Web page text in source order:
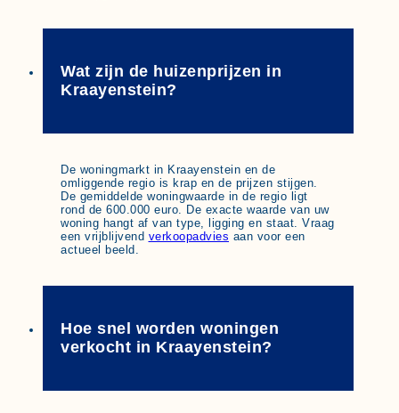
Wat zijn de huizenprijzen in
Kraayenstein?
De woningmarkt in Kraayenstein en de
omliggende regio is krap en de prijzen stijgen.
De gemiddelde woningwaarde in de regio ligt
rond de 600.000 euro. De exacte waarde van uw
woning hangt af van type, ligging en staat. Vraag
een vrijblijvend verkoopadvies aan voor een
actueel beeld.
Hoe snel worden woningen
verkocht in Kraayenstein?